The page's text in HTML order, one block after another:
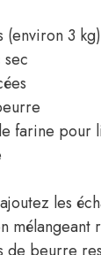
(environ 3
farine pour
les
mélangeant
de beurre